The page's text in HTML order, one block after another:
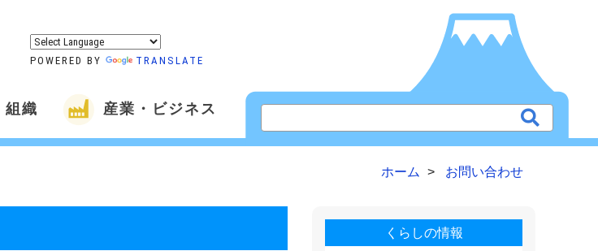
POWERED BY TRANSLATE
組織 産業・ビジネス
ホーム お問い合わせ
くらしの情報